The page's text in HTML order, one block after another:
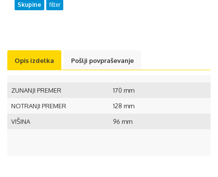
Skupine filter
Opis izdelka Pošlji povpraševanje
ZUNANJI PREMER
170 mm
NOTRANJI PREMER
128 mm
VIŠINA
96 mm